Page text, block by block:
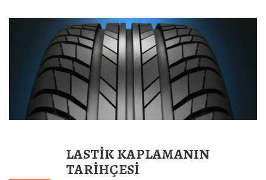
LASTIK KAPLAMANIN
TARIHÇESI